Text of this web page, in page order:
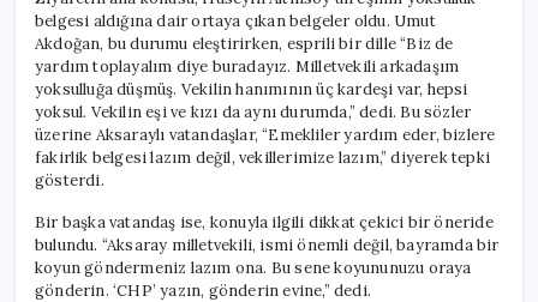
belgesi aldığına dair ortaya çıkan belgeler oldu. Umut
Akdoğan, bu durumu eleştirirken, esprili bir dille “Biz de
yardım toplayalım diye buradayız. Milletvekili arkadaşım
yoksulluğa düşmüş. Vekilin hanımının üç kardeşi var, hepsi
yoksul. Vekilin eşi ve kızı da aynı durumda,” dedi. Bu sözler
üzerine Aksaraylı vatandaşlar, “Emekliler yardım eder, bizlere
fakirlik belgesi lazım değil, vekillerimize lazım,” diyerek tepki
gösterdi.
Bir başka vatandaş ise, konuyla ilgili dikkat çekici bir öneride
bulundu. “Aksaray milletvekili, ismi önemli değil, bayramda bir
koyun göndermeniz lazım ona. Bu sene koyununuzu oraya
gönderin. ‘CHP’ yazın, gönderin evine,” dedi.